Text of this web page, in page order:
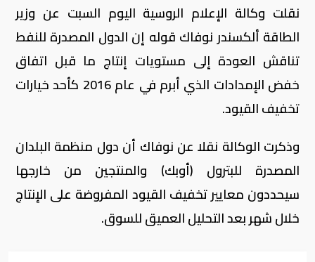
نقلت وكالة الإعلام الروسية اليوم السبت عن وزير
الطاقة ألكسندر نوفاك قوله إن الدول المصدرة للنفط
تناقش العودة إلى مستويات إنتاج ما قبل اتفاق
خفض الإمدادات الذي أبرم في عام 2016 كأحد خيارات
تخفيف القيود.
وذكرت الوكالة نقلا عن نوفاك أن دول منظمة البلدان
المصدرة للبترول (أوبك) والمنتجين من خارجها
سيحددون معايير تخفيف القيود المفروضة على الإنتاج
خلال شهر بعد التحليل العميق للسوق.